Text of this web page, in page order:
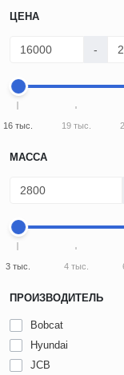
ЦЕНА
-
16 тыс. 19 тыс.
МАССА
3 тыс. 4 тыс.
ПРОИЗВОДИТЕЛЬ
Bobcat
Hyundai
JCB